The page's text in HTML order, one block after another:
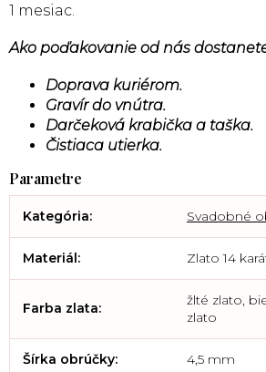
1 mesiac.
Ako poďakovanie od nás
Doprava kuriérom.
Gravír do vnútra.
Darčeková krabička a taška.
Čistiaca utierka.
Kategória: Svadobné
Materiál: Zlato 14
Farba zlata:
žlté zlato,
zlato
Šírka obrúčky: 4,5 mm